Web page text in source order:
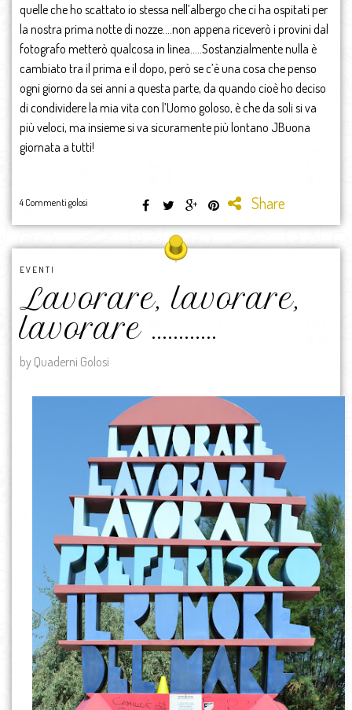
quelle che ho scattato io stessa nell’albergo che ci ha ospitati per
la nostra prima notte di nozze….non appena riceverò i provini dal
fotografo metterò qualcosa in linea…..Sostanzialmente nulla è
cambiato tra il prima e il dopo, però se c’è una cosa che penso
ogni giorno da sei anni a questa parte, da quando cioè ho deciso
di condividere la mia vita con l’Uomo goloso, è che da soli si va
più veloci, ma insieme si va sicuramente più lontano JBuona
giornata a tutti!
4 Commenti golosi Share
EVENTI
Lavorare, lavorare,
lavorare …………
by Quaderni Golosi